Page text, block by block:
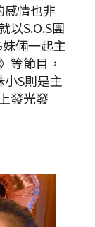
感情也非
以S.O.S團
倆一起主
等節目，
S則是主
發光發